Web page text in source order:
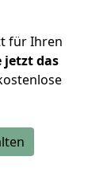
für Ihren
jetzt das